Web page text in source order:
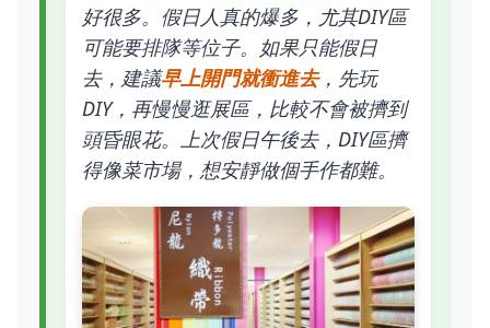
好很多。假日人真的爆多，尤其DIY區
可能要排隊等位子。如果只能假日
去，建議早上開門就衝進去，先玩
DIY，再慢慢逛展區，比較不會被擠到
頭昏眼花。上次假日午後去，DIY區擠
得像菜市場，想安靜做個手作都難。